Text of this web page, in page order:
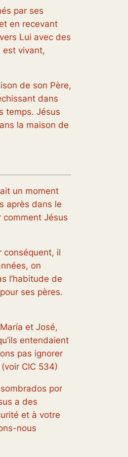
par ses
en recevant
Lui avec des
​​est vivant,
de son Père,
dans
temps. Jésus
la maison de
un moment
après dans le
comment Jésus
conséquent, il
on
l’habitude de
ses pères.
et José,
entendaient
pas ignorer
CIC 534)
por
a des
et à votre
nous